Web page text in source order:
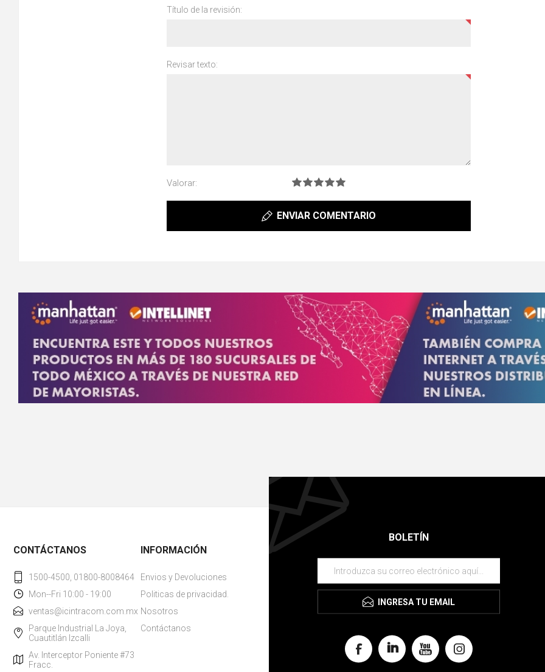
Título de la revisión:
Revisar texto:
Valorar:
ENVIAR COMENTARIO
BOLETÍN
INGRESA TU EMAIL
CONTÁCTANOS
1500-4500, 01800-8008464
Mon--Fri 10:00 - 19:00
ventas@icintracom.com.mx
Parque Industrial La Joya,
Cuautitlán Izcalli
Av. Interceptor Poniente #73
Fracc.
INFORMACIÓN
Envios y Devoluciones
Politicas de privacidad.
Nosotros
Contáctanos